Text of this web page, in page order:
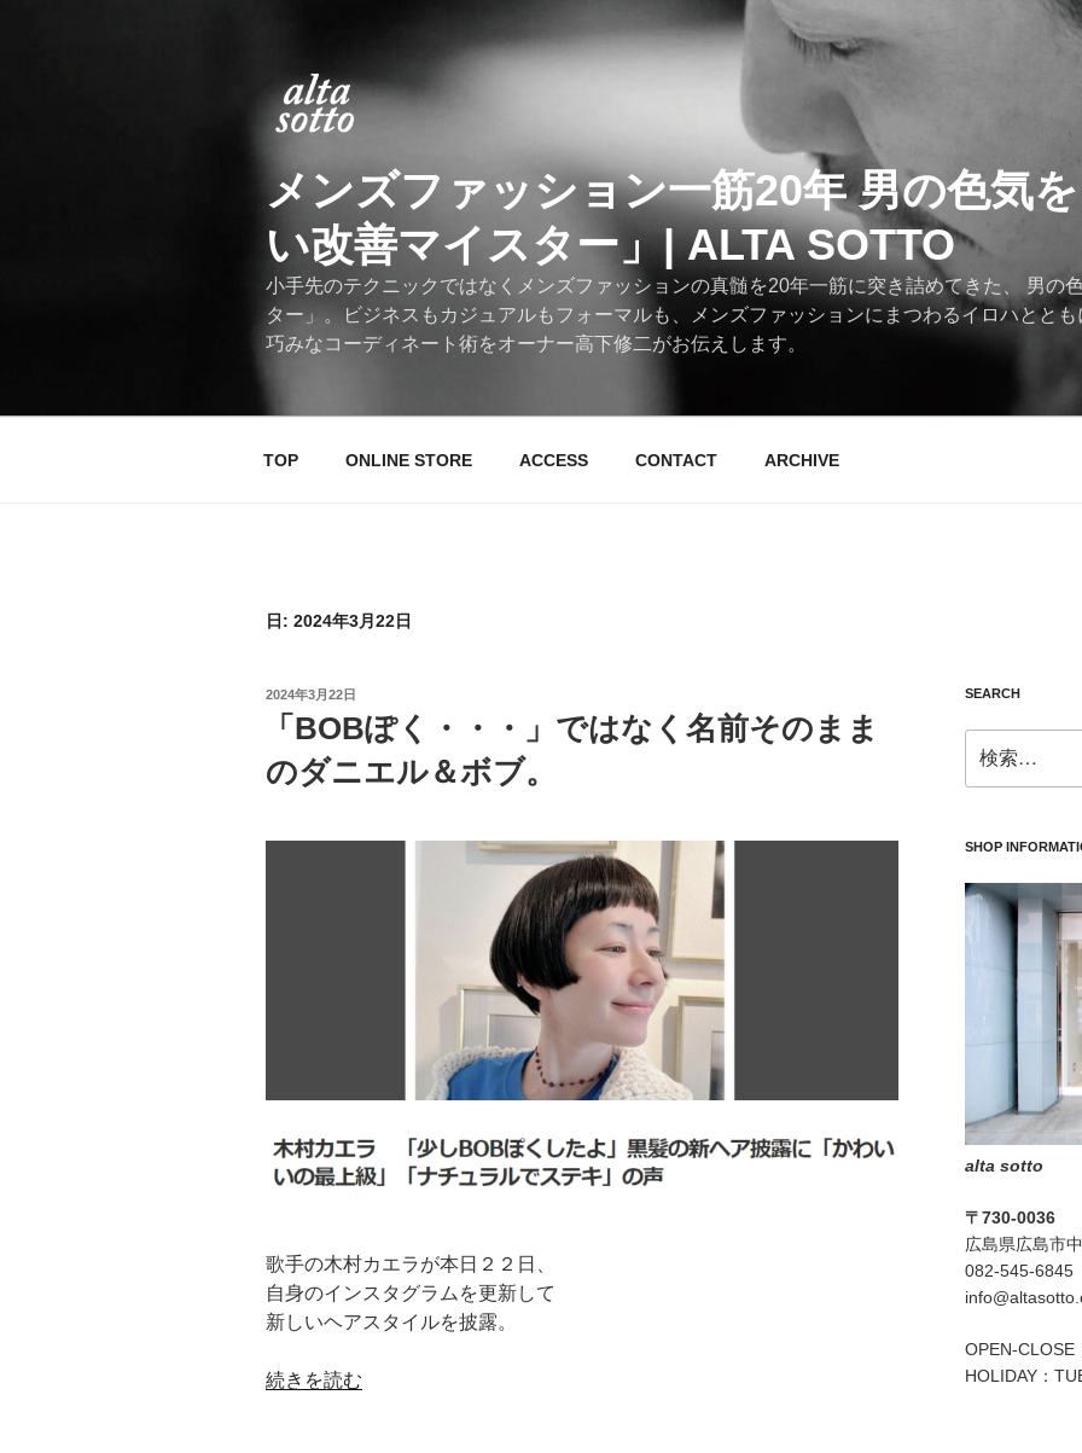
メンズファッション一筋20年 男の色気
い改善マイスター」| ALTA SOTTO
小手先のテクニックではなくメンズファッションの真髄を20年一筋に突き詰めてきた、 男の
ター」。ビジネスもカジュアルもフォーマルも、メンズファッションにまつわるイロハとと
巧みなコーディネート術をオーナー高下修二がお伝えします。
TOP ONLINE STORE ACCESS CONTACT ARCHIVE
日: 2024年3月22日
投
日:
2024年3月22日
「BOBぽく・・・」ではなく名前そのまま
のダニエル＆ボブ。
歌手の木村カエラが本日２２日、
自身のインスタグラムを更新して
新しいヘアスタイルを披露。
“「BOB
続きを読む
SEARCH
索:
SHOP
alta sotto
〒730-0036
広島県広島市
082-545-6845
OPEN-CLOSE
HOLIDAY：